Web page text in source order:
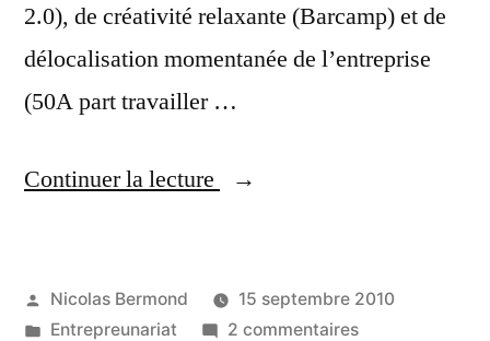
2.0), de créativité relaxante (Barcamp) et de
délocalisation momentanée de l’entreprise
(50A part travailler …
Continuer la lecture
« SAS
OBLIGATOIRE
Publié
par
Nicolas Bermond
15 septembre 2010
Publié
Entrepreunariat 2 commentairessur